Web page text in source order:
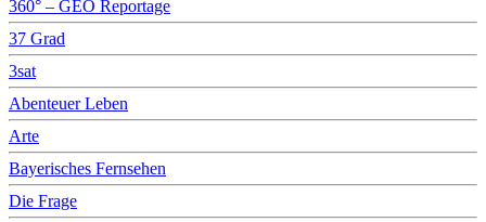
360° – GEO Reportage
37 Grad
3sat
Abenteuer Leben
Arte
Bayerisches Fernsehen
Die Frage